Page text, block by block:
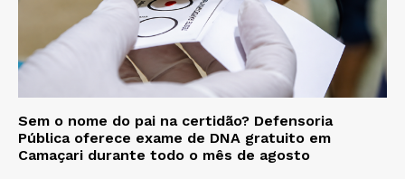
Sem o nome do pai na certidão? Defensoria
Pública oferece exame de DNA gratuito em
Camaçari durante todo o mês de agosto